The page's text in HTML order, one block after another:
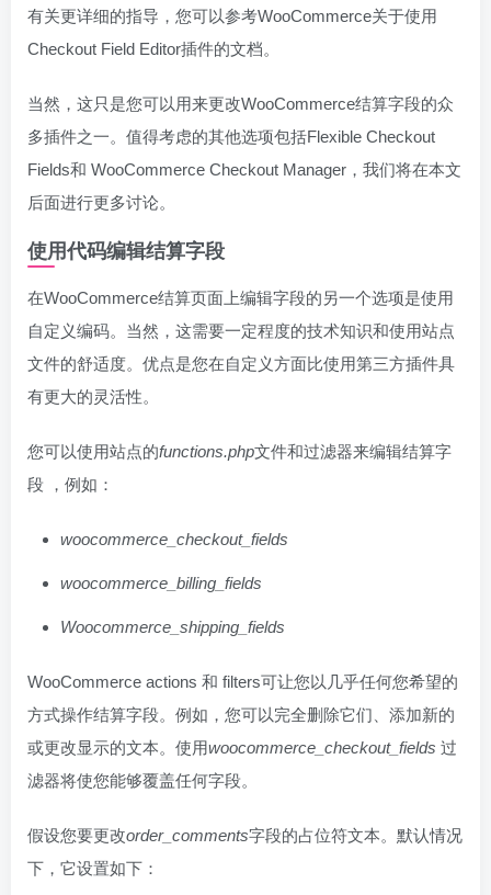
有关更详细的指导，您可以参考WooCommerce关于使用
Checkout Field Editor插件的文档。
当然，这只是您可以用来更改WooCommerce结算字段的众
多插件之一。值得考虑的其他选项包括Flexible Checkout
Fields和 WooCommerce Checkout Manager，我们将在本文
后面进行更多讨论。
使用代码编辑结算字段
在WooCommerce结算页面上编辑字段的另一个选项是使用
自定义编码。当然，这需要一定程度的技术知识和使用站点
文件的舒适度。优点是您在自定义方面比使用第三方插件具
有更大的灵活性。
您可以使用站点的functions.php文件和过滤器来编辑结算字
段 ，例如：
woocommerce_checkout_fields
woocommerce_billing_fields
Woocommerce_shipping_fields
WooCommerce actions 和 filters可让您以几乎任何您希望的
方式操作结算字段。例如，您可以完全删除它们、添加新的
或更改显示的文本。使用woocommerce_checkout_fields 过
滤器将使您能够覆盖任何字段。
假设您要更改order_comments字段的占位符文本。默认情况
下，它设置如下：